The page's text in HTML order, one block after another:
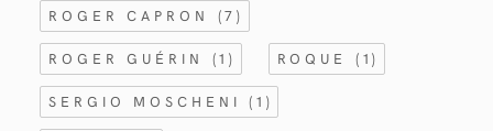
ROGER CAPRON (7)
ROGER GUÉRIN (1) ROQUE (1)
SERGIO MOSCHENI(1)